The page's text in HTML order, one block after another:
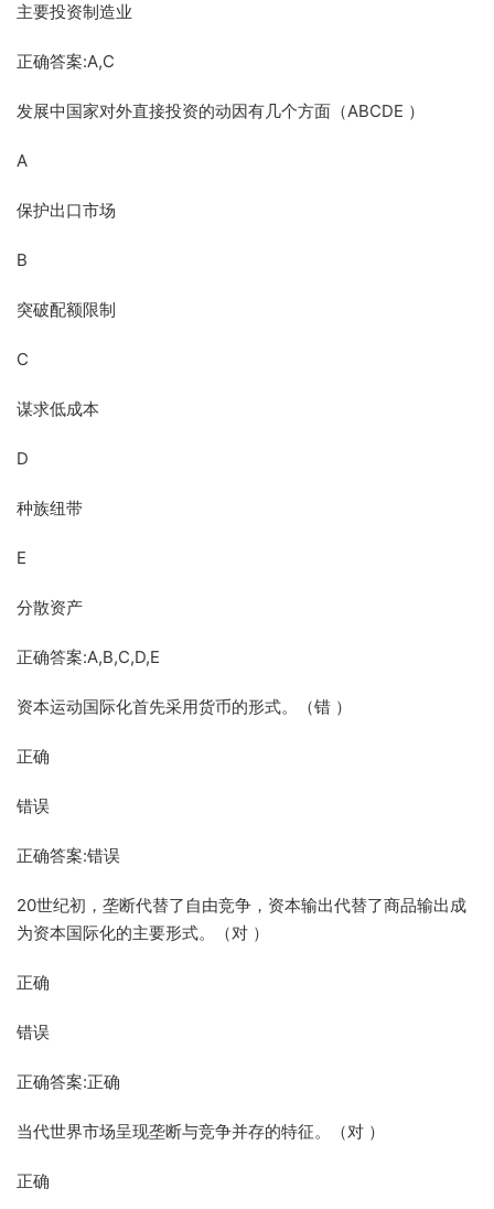
主要投资制造业
正确答案:A,C
发展中国家对外直接投资的动因有几个方面（ABCDE ）
A
保护出口市场
B
突破配额限制
C
谋求低成本
D
种族纽带
E
分散资产
正确答案:A,B,C,D,E
资本运动国际化首先采用货币的形式。（错 ）
正确
错误
正确答案:错误
20世纪初，垄断代替了自由竞争，资本输出代替了商品输出成
为资本国际化的主要形式。（对 ）
正确
错误
正确答案:正确
当代世界市场呈现垄断与竞争并存的特征。（对 ）
正确